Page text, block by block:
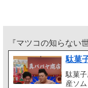
『マツコの知らない
駄菓
駄菓
産ソ